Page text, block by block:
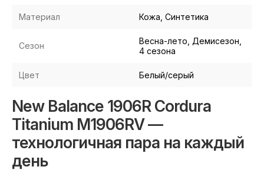
Материал Кожа, Синтетика
Сезон
Весна-лето, Демисезон,
4 сезона
Цвет Белый/серый
New Balance 1906R Cordura
Titanium M1906RV —
технологичная пара на каждый
день